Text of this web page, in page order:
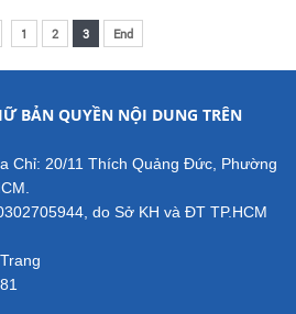
1 2 3 End
BẢN QUYỀN NỘI DUNG TRÊN
Chỉ: 20/11 Thích Quảng Đức, Phường
do Sở KH và ĐT TP.HCM